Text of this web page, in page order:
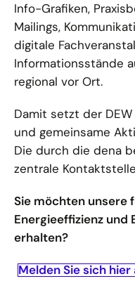
Info-Grafiken,
Mailings,
digitale
Informationsstände
regional vor Ort.
Damit setzt der
und gemeinsame
Die durch die dena
zentrale
Sie möchten unsere
Energieeffizienz und
erhalten?
Melden Sie sich hier